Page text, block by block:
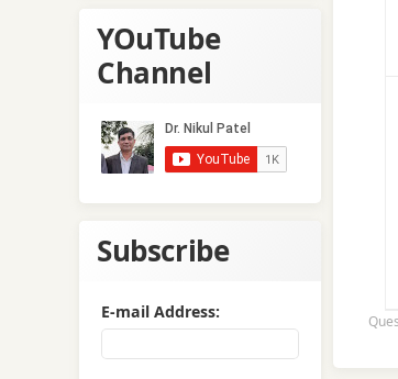
YOuTube
Channel
Subscribe
E-mail Address: